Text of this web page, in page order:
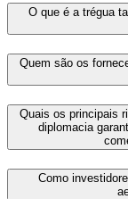
O que é a trégua
Quem são os
Quais os principais
diplomacia
Como